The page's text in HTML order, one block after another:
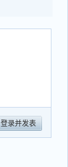
登录并发表